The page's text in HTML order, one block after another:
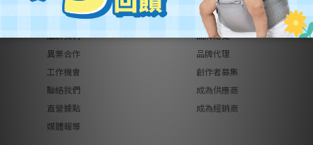
關於優迪
關於我們
異業合作
工作機會
聯絡我們
直營據點
媒體報導
銷售合作
品牌總覽
品牌代理
創作者募集
成為供應商
成為經銷商